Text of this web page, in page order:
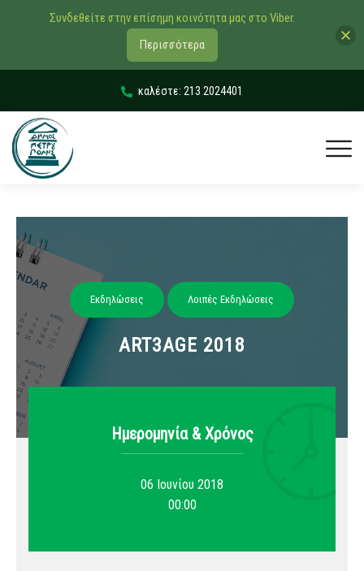
καλέστε: 213 2024401
Εκδηλώσεις Λοιπές Εκδηλώσεις
ART3AGE 2018
Ημερομηνία & Xρόνος
06 Ιουνίου 2018
00:00
Συνδεθείτε στην επίσημη κοινότητα μας στο Viber.
Περισσότερα